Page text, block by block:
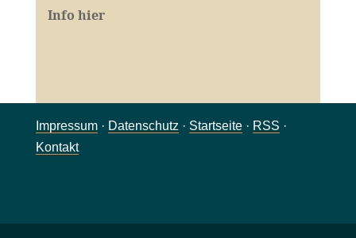
Info hier
Impressum· Datenschutz · Startseite· RSS ·
Kontakt